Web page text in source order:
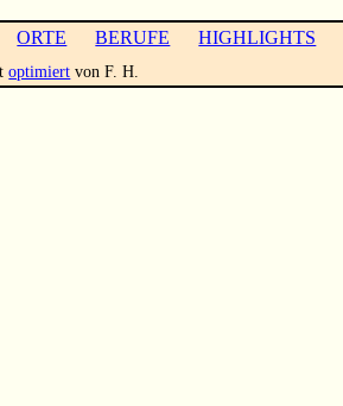
ORTE BERUFE HIGHLIGHTS
optimiert von F. H.